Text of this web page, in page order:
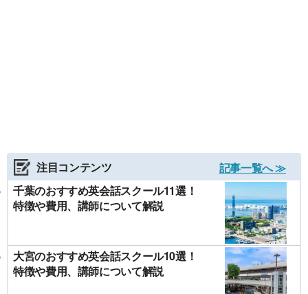
注目コンテンツ
記事一覧へ ≫
千葉のおすすめ英会話スクール11選！
特徴や費用、講師について解説
大宮のおすすめ英会話スクール10選！
特徴や費用、講師について解説